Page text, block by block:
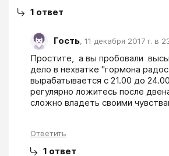
1 ответ
Гость, 11 декабря 2017 г. в
Простите,  а вы пробовали
дело в нехватке "гормона
вырабатывается с 21.00 до
регулярно ложитесь после
сложно владеть своими
Ответить
1 ответ